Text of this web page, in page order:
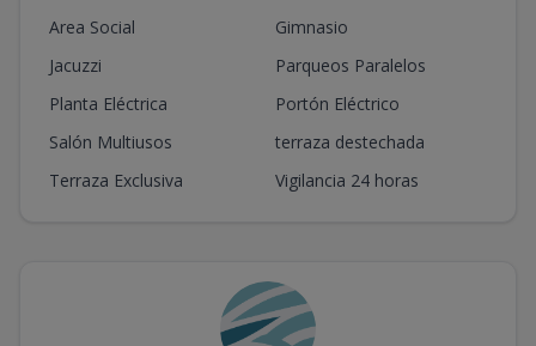
Area Social
Gimnasio
Jacuzzi
Parqueos Paralelos
Planta Eléctrica
Portón Eléctrico
Salón Multiusos
terraza destechada
Terraza Exclusiva
Vigilancia 24 horas